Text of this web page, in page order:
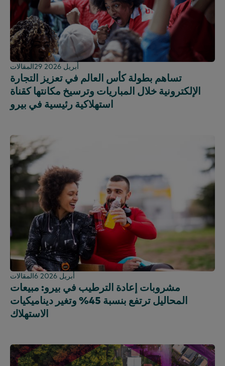
المقالات 29 أبريل 2026
تساهم بطولة كأس العالم في تعزيز التجارة
الإلكترونية خلال المباريات وترسيخ مكانتها كقناة
استهلاكية رئيسية في بيرو
المقالات 6 أبريل 2026
مشروبات إعادة الترطيب في بيرو: مبيعات
المحاليل ترتفع بنسبة 45% وتغير ديناميكيات
الاستهلاك